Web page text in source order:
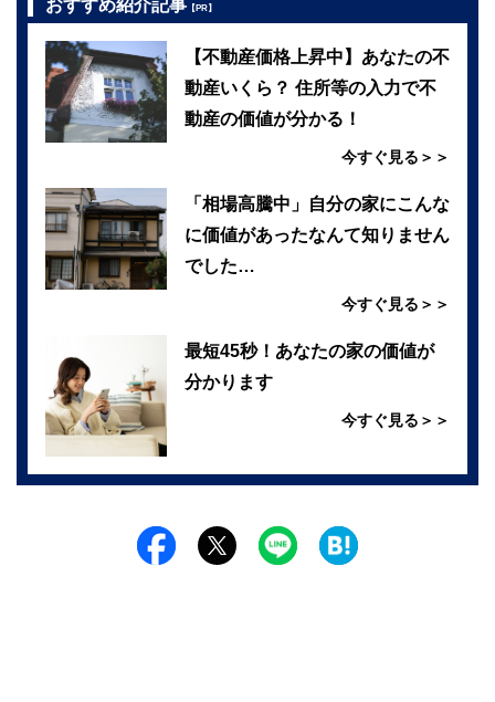
おすすめ紹介記事 【PR】
【不動産価格上昇中】あなたの不
動産いくら？ 住所等の入力で不
動産の価値が分かる！
今すぐ見る＞＞
「相場高騰中」自分の家にこんな
に価値があったなんて知りません
でした…
今すぐ見る＞＞
最短45秒！あなたの家の価値が
分かります
今すぐ見る＞＞